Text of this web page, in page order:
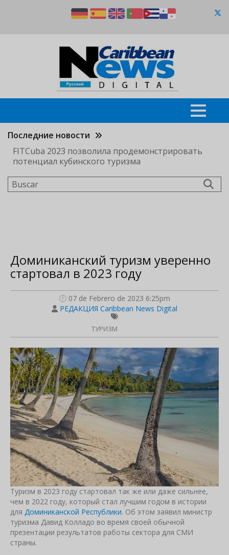
Последние новости
FITCuba 2023 позволила продемонстрировать
потенциал кубинского туризма
Buscar
Доминиканский туризм уверенно
стартовал в 2023 году
07 de Febrero de 2023 6:25pm
РЕДАКЦИЯ Caribbean News Digital
ТУРИЗМ
Туризм в 2023 году стартовал так же или даже сильнее,
чем в 2022 году, который стал лучшим годом в истории
для Доминиканской Республики. Об этом заявил министр
туризма Давид Колладо во время своей обычной
презентации результатов работы сектора для СМИ
страны.